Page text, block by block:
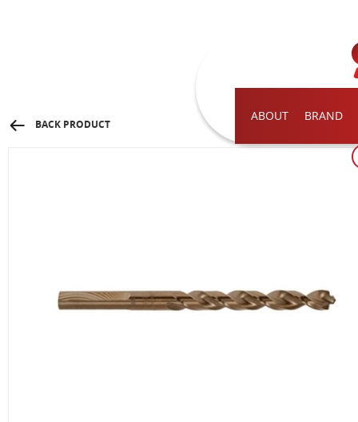
ABOUT BRAND
BACK PRODUCT